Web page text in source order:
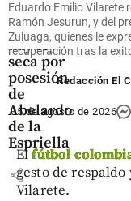
ciudades
donde
hay ley
seca por
posesión
de
Abelardo
de la
Espriella
share
Eduardo Emilio Vilarete
Ramón Jesurun, y del
Zuluaga, quienes le
recuperación tras la
Redacción El
05 de agosto de 2026
Elfútbol
gesto de
Vilarete.